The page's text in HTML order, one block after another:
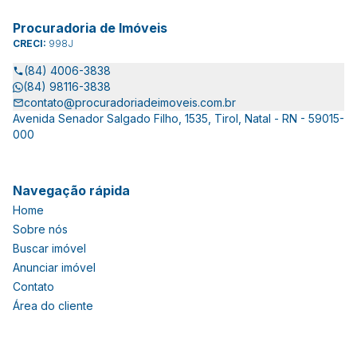
Procuradoria de Imóveis
CRECI: 998J
(84) 4006-3838
(84) 98116-3838
contato@procuradoriadeimoveis.com.br
Avenida Senador Salgado Filho, 1535, Tirol, Natal - RN - 59015-
000
Navegação rápida
Home
Sobre nós
Buscar imóvel
Anunciar imóvel
Contato
Área do cliente